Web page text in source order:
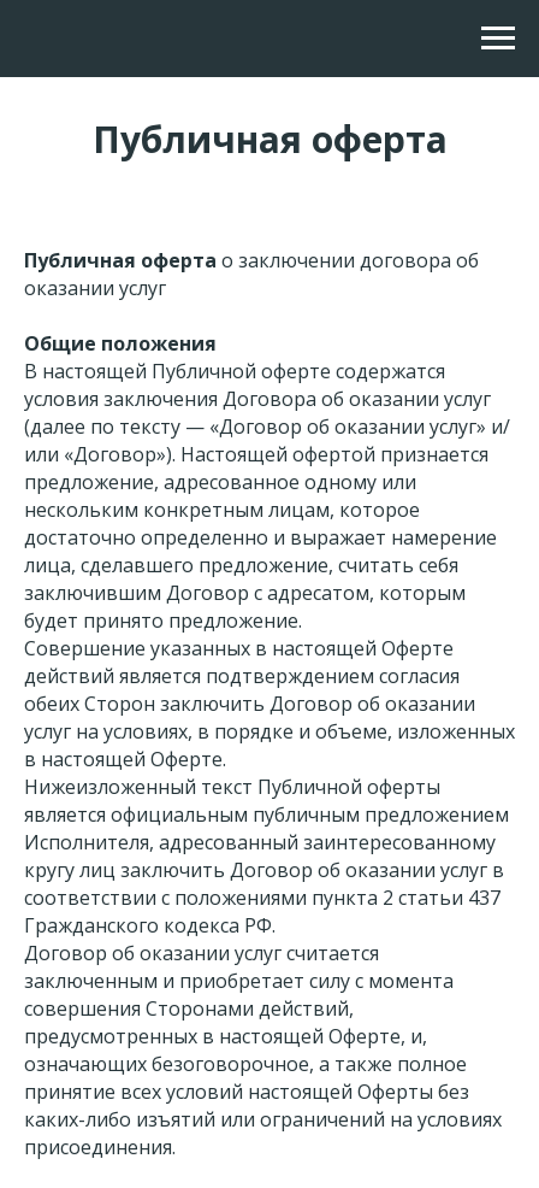
Публичная оферта
Публичная оферта о заключении договора об
оказании услуг
Общие положения
В настоящей Публичной оферте содержатся
условия заключения Договора об оказании услуг
(далее по тексту — «Договор об оказании услуг» и/
или «Договор»). Настоящей офертой признается
предложение, адресованное одному или
нескольким конкретным лицам, которое
достаточно определенно и выражает намерение
лица, сделавшего предложение, считать себя
заключившим Договор с адресатом, которым
будет принято предложение.
Совершение указанных в настоящей Оферте
действий является подтверждением согласия
обеих Сторон заключить Договор об оказании
услуг на условиях, в порядке и объеме, изложенных
в настоящей Оферте.
Нижеизложенный текст Публичной оферты
является официальным публичным предложением
Исполнителя, адресованный заинтересованному
кругу лиц заключить Договор об оказании услуг в
соответствии с положениями пункта 2 статьи 437
Гражданского кодекса РФ.
Договор об оказании услуг считается
заключенным и приобретает силу с момента
совершения Сторонами действий,
предусмотренных в настоящей Оферте, и,
означающих безоговорочное, а также полное
принятие всех условий настоящей Оферты без
каких-либо изъятий или ограничений на условиях
присоединения.